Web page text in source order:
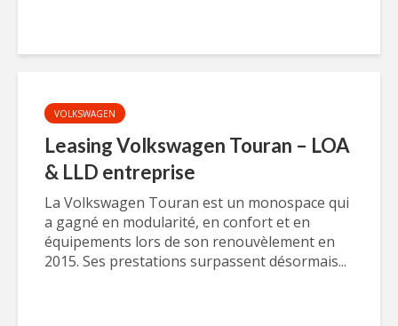
VOLKSWAGEN
Leasing Volkswagen Touran – LOA
& LLD entreprise
La Volkswagen Touran est un monospace qui
a gagné en modularité, en confort et en
équipements lors de son renouvèlement en
2015. Ses prestations surpassent désormais...